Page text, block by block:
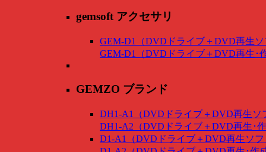
gemsoft アクセサリ
GEM-D1（DVDドライブ＋DVD再生
GEM-D1（DVDドライブ＋DVD再生･
GEMZO ブランド
DH1-A1（DVDドライブ＋DVD再生ソ
DH1-A2（DVDドライブ＋DVD再生･
D1-A1（DVDドライブ＋DVD再生ソフ